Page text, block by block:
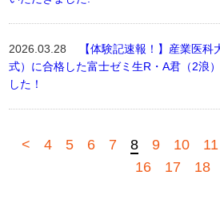
2026.03.28
【体験記速報！】産業医
式）に合格した富士ゼミ生R・A君（2浪
した！
< 4 5 6 7 8 9 10 11
16
17 18